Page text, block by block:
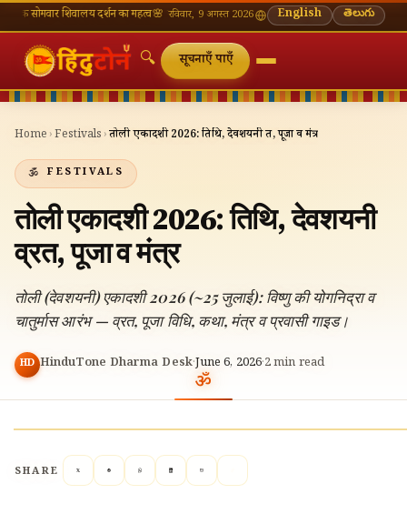
शिवालय दर्शन का महत्व🌸 गणेश चतुर्थी — भाद्रपद शुक्ल चतुर्थी⛩ काशी विश्वनाथ — आज के दर्शन
रविवार, 9 अगस्त 2026 English తెలుగు
🔍 सूचनाएँ पाएँ
Home ›Festivals ›तोली एकादशी 2026: तिथि, देवशयनी व्रत, पूजा व मंत्र
FESTIVALS
तोली एकादशी 2026: तिथि, देवशयनी
व्रत, पूजा व मंत्र
तोली (देवशयनी) एकादशी 2026 (~25 जुलाई): विष्णु की योगनिद्रा व
चातुर्मास आरंभ — व्रत, पूजा विधि, कथा, मंत्र व प्रवासी गाइड।
HD HinduTone Dharma Desk·June 6, 2026·2min read
SHARE